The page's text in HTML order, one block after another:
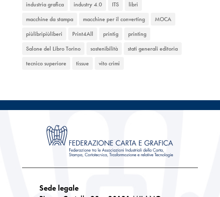
industria grafica
industry 4.0 ITS
libri
macchine da stampa
macchine per il converting
MOCA
piùlibripiùliberi
Print4All printig
printing
Salone del Libro Torino
sostenibilità
stati generali editoria
tecnico superiore
tissue vito crimi
Sede legale